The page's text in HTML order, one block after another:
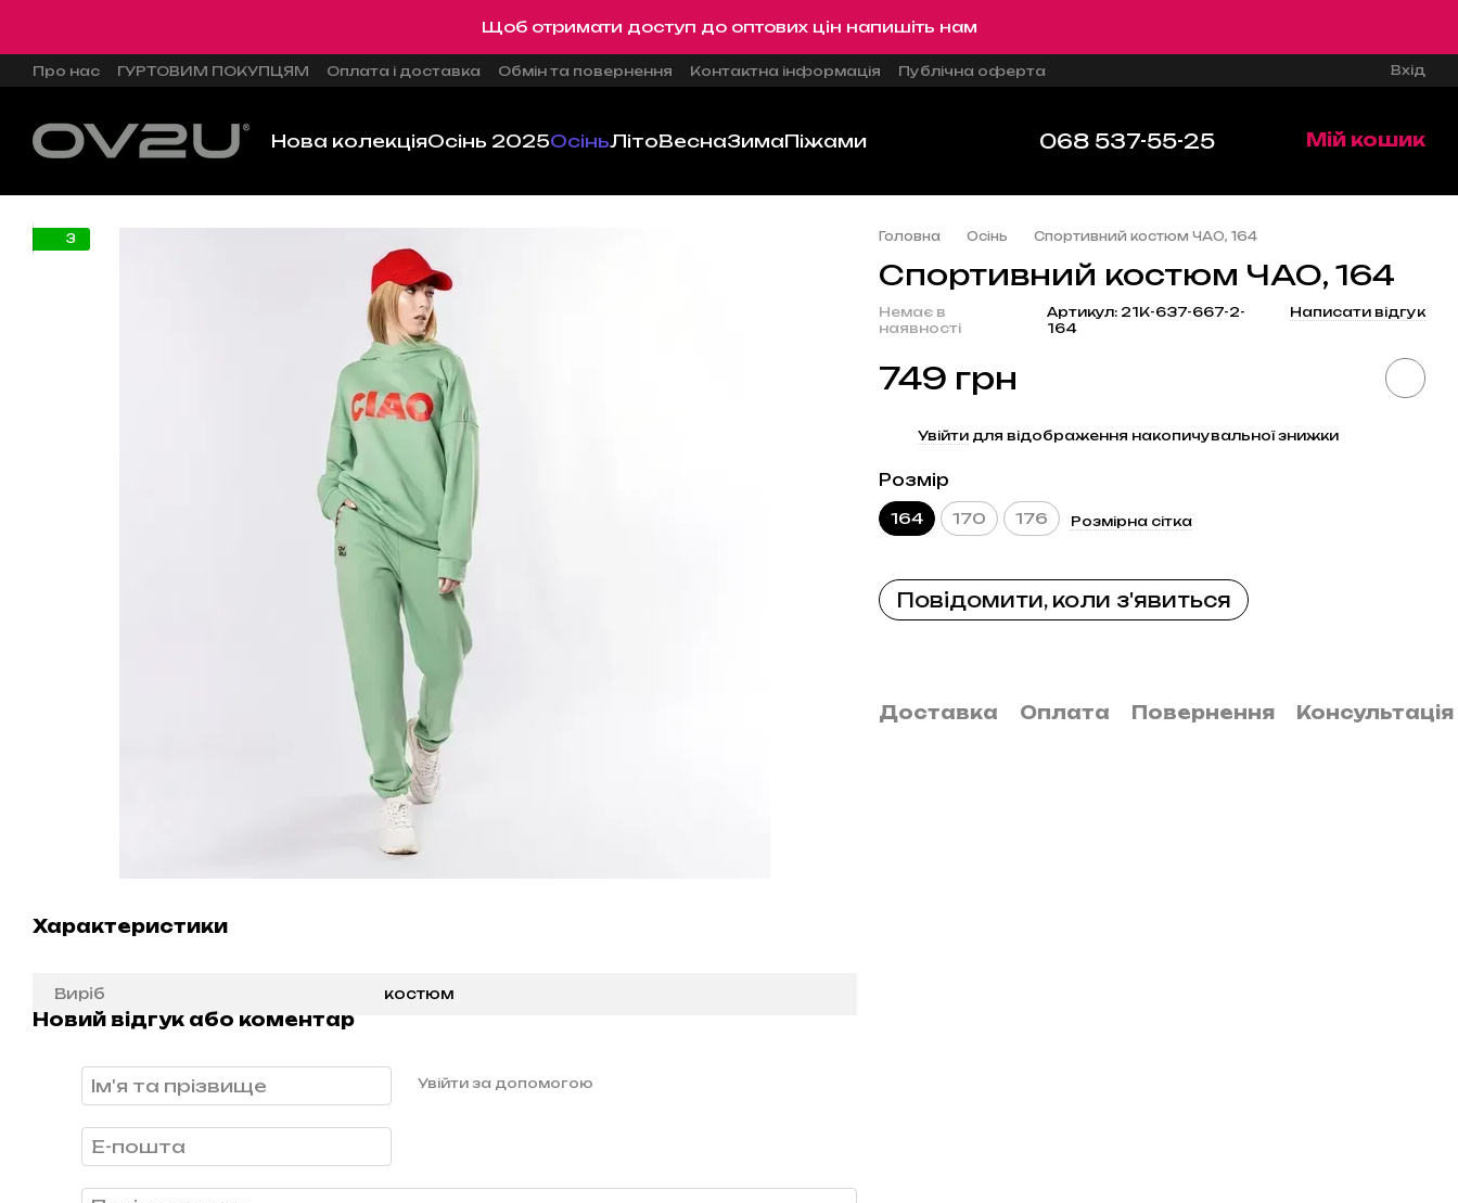
Щоб отримати доступ до оптових цін напишіть нам
Про нас ГУРТОВИМ ПОКУПЦЯМ Оплата і доставка Обмін та повернення Контактна інформація Публічна оферта Вхід
Нова колекціяОсінь 2025ОсіньЛітоВеснаЗимаПіжами 068 537-55-25 Мій кошик
3
Характеристики
Виріб костюм
Новий відгук або коментар
Увійти за допомогою
Головна Осінь Спортивний костюм ЧАО, 164
Спортивний костюм ЧАО, 164
Немає в
наявності
Артикул: 21К-637-667-2-
164
Написати відгук
749 грн
Увійти для відображення накопичувальної знижки
Розмір
164 170 176 Розмірна сітка
Повідомити, коли з'явиться
Доставка Оплата Повернення Консультація